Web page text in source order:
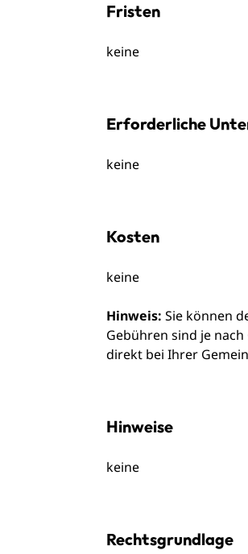
Fristen
keine
Erforderliche
keine
Kosten
keine
Hinweis: Sie können
Gebühren sind je
direkt bei Ihrer
Hinweise
keine
Rechtsgrundlage